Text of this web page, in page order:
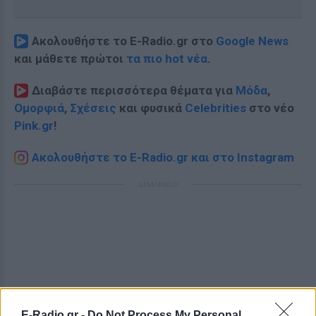
Ακολουθήστε το E-Radio.gr στο Google News
και μάθετε πρώτοι τα πιο hot νέα.
Διαβάστε περισσότερα θέματα για Μόδα,
Ομορφιά, Σχέσεις και φυσικά Celebrities στο νέο
Pink.gr!
Ακολουθήστε το E-Radio.gr και στο Instagram